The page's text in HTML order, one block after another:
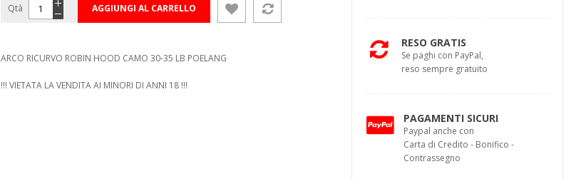
Qtà AGGIUNGI AL CARRELLO
ARCO RICURVO ROBIN HOOD CAMO 30-35 LB POELANG
!!! VIETATA LA VENDITA AI MINORI DI ANNI 18 !!!
RESO GRATIS
Se paghi con PayPal,
reso sempre gratuito
PAGAMENTI SICURI
Paypal anche con
Carta di Credito - Bonifico -
Contrassegno